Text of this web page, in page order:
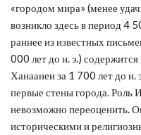
«городом мира» (менее
возникло здесь в период 4
раннее из известных
000 лет до н. э.) содержится
Ханаанеи за 1 700 лет до н.
первые стены города. Роль
невозможно переоценить.
историческими и